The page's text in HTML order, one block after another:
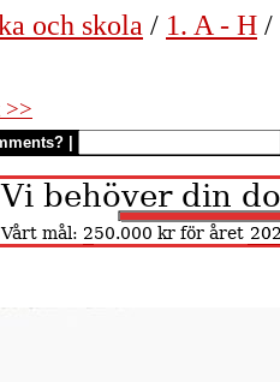
och skola / 1. A - H /
>>